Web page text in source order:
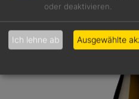
oder deaktivieren.
Ich lehne ab Ausgewählte